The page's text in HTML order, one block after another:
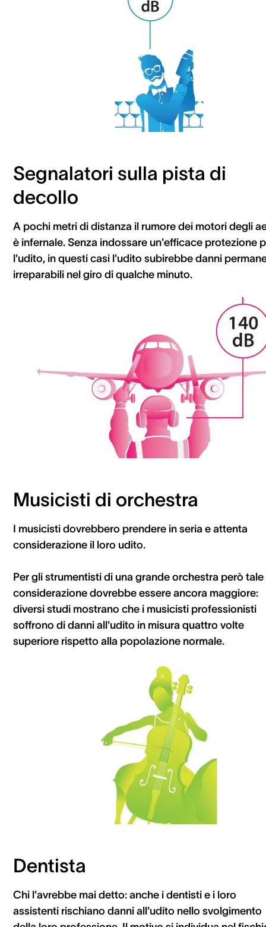
Segnalatori sulla pista di
decollo
A pochi metri di distanza il rumore dei motori degli
è infernale. Senza indossare un'efficace protezione
l'udito, in questi casi l'udito subirebbe danni
irreparabili nel giro di qualche minuto.
Musicisti di orchestra
I musicisti dovrebbero prendere in seria e attenta
considerazione il loro udito.
Per gli strumentisti di una grande orchestra però tale
considerazione dovrebbe essere ancora maggiore:
diversi studi mostrano che i musicisti professionisti
soffrono di danni all'udito in misura quattro volte
superiore rispetto alla popolazione normale.
Dentista
Chi l'avrebbe mai detto: anche i dentisti e i loro
assistenti rischiano danni all'udito nello svolgimento